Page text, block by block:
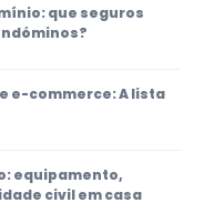
que seguros
e-commerce: A lista
equipamento,
civil em casa